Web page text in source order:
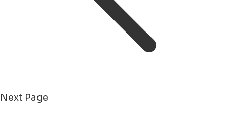
Next Page